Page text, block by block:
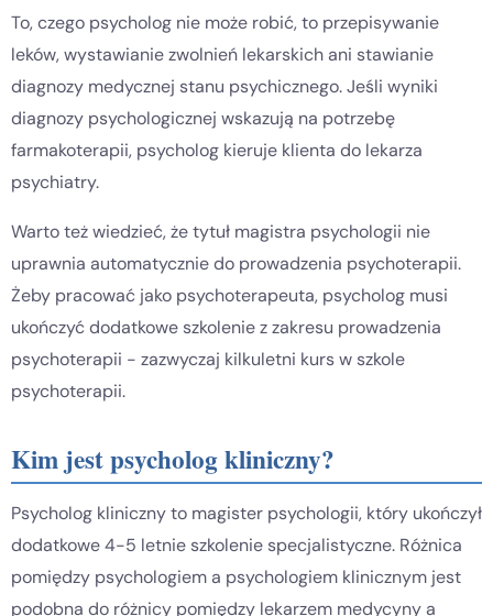
To, czego psycholog nie może robić, to przepisywanie
leków, wystawianie zwolnień lekarskich ani stawianie
diagnozy medycznej stanu psychicznego. Jeśli wyniki
diagnozy psychologicznej wskazują na potrzebę
farmakoterapii, psycholog kieruje klienta do lekarza
psychiatry.
Warto też wiedzieć, że tytuł magistra psychologii nie
uprawnia automatycznie do prowadzenia psychoterapii.
Żeby pracować jako psychoterapeuta, psycholog musi
ukończyć dodatkowe szkolenie z zakresu prowadzenia
psychoterapii - zazwyczaj kilkuletni kurs w szkole
psychoterapii.
Kim jest psycholog kliniczny?
Psycholog kliniczny to magister psychologii, który ukończył
dodatkowe 4-5 letnie szkolenie specjalistyczne. Różnica
pomiędzy psychologiem a psychologiem klinicznym jest
podobna do różnicy pomiędzy lekarzem medycyny a